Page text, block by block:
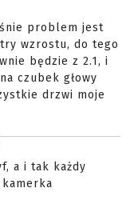
problem jest
wzrostu, do tego
będzie z 2.1, i
czubek głowy
drzwi moje
a i tak każdy